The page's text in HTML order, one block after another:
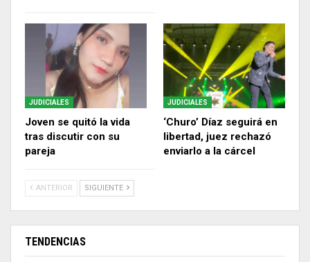
JUDICIALES
Joven se quitó la vida
tras discutir con su
pareja
JUDICIALES
‘Churo’ Díaz seguirá en
libertad, juez rechazó
enviarlo a la cárcel
ANTERIOR SIGUIENTE
TENDENCIAS